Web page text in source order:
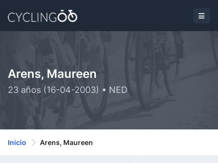
Arens, Maureen
23 años (16-04-2003) • NED
Inicio Arens, Maureen